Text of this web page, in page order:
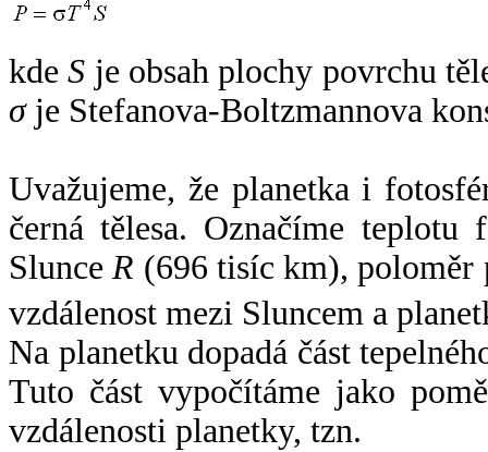
kdeS je obsah plochy povrchu
σje Stefanova-Boltzmannova
Uvažujeme, že planetka i
černá tělesa. Označíme
SlunceR (696 tisíc km),
vzdálenost mezi Sluncem a
Na planetku dopadá část
Tuto část vypočítáme jako
vzdálenosti planetky, tzn.